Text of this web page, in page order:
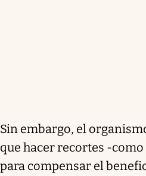
Sin embargo, el
que hacer recortes -como
para compensar el